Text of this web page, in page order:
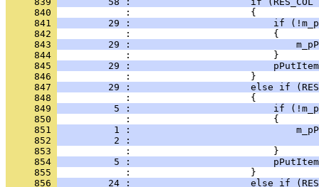
     840
     841
29 :                         if
     842
     843
29 :
     844
     845
29 :
     846
     847
29 :                     else if
     848
     849
5 :                         if
     850
     851
1 :
     852
2 :
     853
     854
5 :
     855
     856
24 :                     else if